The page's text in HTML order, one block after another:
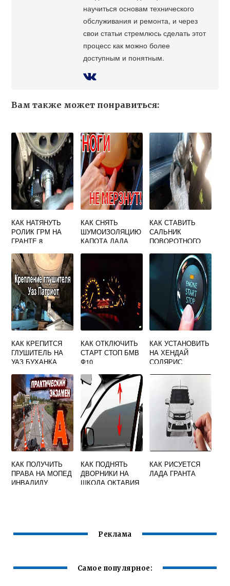
научиться основам технического
обслуживания и ремонта, и через
свои статьи стремлюсь сделать этот
процесс как можно более
доступным и понятным.
Вам также может понравиться:
КАК НАТЯНУТЬ
РОЛИК ГРМ НА
ГРАНТЕ 8
КАК СНЯТЬ
ШУМОИЗОЛЯЦИЮ
КАПОТА ЛАДА
КАК СТАВИТЬ
САЛЬНИК
ПОВОРОТНОГО
ПАТРИОТ
КАК КРЕПИТСЯ
ГЛУШИТЕЛЬ НА
УАЗ БУХАНКА
КАК ОТКЛЮЧИТЬ
СТАРТ СТОП БМВ
Ф10
КАК УСТАНОВИТЬ
НА ХЕНДАЙ
СОЛЯРИС
КАК ПОЛУЧИТЬ
ПРАВА НА МОПЕД
ИНВАЛИДУ
КАК ПОДНЯТЬ
ДВОРНИКИ НА
ШКОДА ОКТАВИЯ
КАК РИСУЕТСЯ
ЛАДА ГРАНТА
Реклама
Самое популярное: